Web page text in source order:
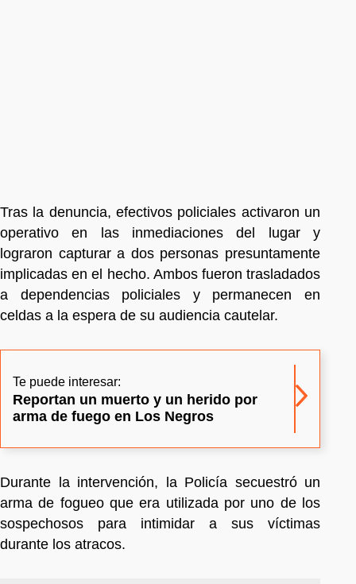
Tras la denuncia, efectivos policiales activaron un
operativo en las inmediaciones del lugar y
lograron capturar a dos personas presuntamente
implicadas en el hecho. Ambos fueron trasladados
a dependencias policiales y permanecen en
celdas a la espera de su audiencia cautelar.
Te puede interesar:
Reportan un muerto y un herido por
arma de fuego en Los Negros
Durante la intervención, la Policía secuestró un
arma de fogueo que era utilizada por uno de los
sospechosos para intimidar a sus víctimas
durante los atracos.